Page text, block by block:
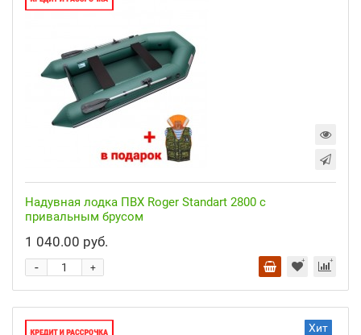
Надувная лодка ПВХ Roger Standart 2800 с
привальным брусом
1 040.00 руб.
+
-
Хит